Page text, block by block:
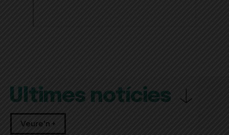
Últimes notícies
Veure'n +